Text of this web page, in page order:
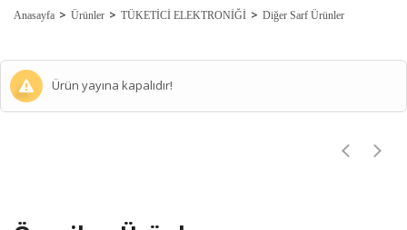
Anasayfa Ürünler TÜKETİCİ ELEKTRONİĞİ Diğer Sarf Ürünler
Ürün yayına kapalıdır!